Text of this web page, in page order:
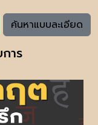
ค้นหาแบบละเอียด
าร